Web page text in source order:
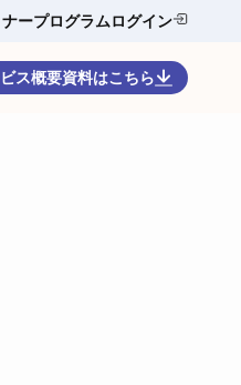
ープログラムログイン
ス概要資料はこちら